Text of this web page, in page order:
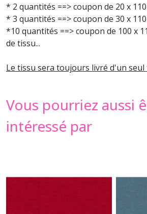
* 2 quantités ==> coupon de 20 x
* 3 quantités ==> coupon de 30 x 110
*10 quantités ==> coupon de 100 x
de tissu...
Le tissu sera toujours livré d'un
Vous pourriez aussi
intéressé par